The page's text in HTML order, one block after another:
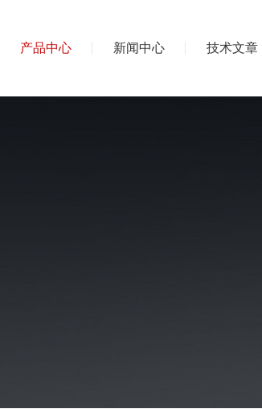
产品中心 新闻中心 技术文章